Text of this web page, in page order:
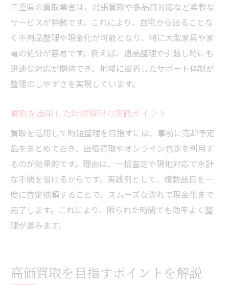
三重県の買取業者は、出張買取や多品目対応など柔軟な
サービスが特徴です。これにより、自宅から出ることな
く不用品整理や現金化が可能となり、特に大型家具や家
電の処分が容易です。例えば、遺品整理や引越し時にも
迅速な対応が期待でき、地域に密着したサポート体制が
整理のしやすさを実現しています。
買取を活用した時短整理の実践ポイント
買取を活用して時短整理を目指すには、事前に売却予定
品をまとめておき、出張買取やオンライン査定を利用す
るのが効果的です。理由は、一括査定や現地対応で余計
な手間を省けるからです。実践例として、複数品目を一
度に査定依頼することで、スムーズな流れで現金化まで
完了します。これにより、限られた時間でも効率よく整
理が進みます。
高価買取を目指すポイントを解説